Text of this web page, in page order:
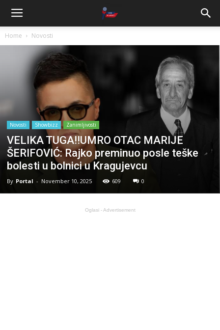
Home Novosti
Novosti Showbizz Zanimljivosti
VELIKA TUGA!!UMRO OTAC MARIJE
ŠERIFOVIĆ: Rajko preminuo posle teške
bolesti u bolnici u Kragujevcu
By Portal - November 10, 2025 609 0
Oglasi - Advertisement